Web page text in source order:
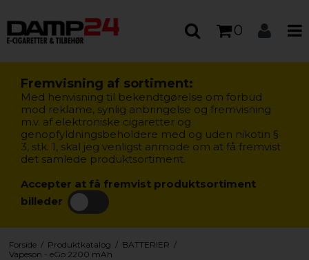
0
Fremvisning af sortiment:
Med henvisning til bekendtgørelse om forbud
mod reklame, synlig anbringelse og fremvisning
m.v. af elektroniske cigaretter og
genopfyldningsbeholdere med og uden nikotin §
3, stk. 1, skal jeg venligst anmode om at få fremvist
det samlede produktsortiment.
Accepter at få fremvist produktsortiment
billeder
Forside / Produktkatalog / BATTERIER /
Vapeson - eGo 2200 mAh